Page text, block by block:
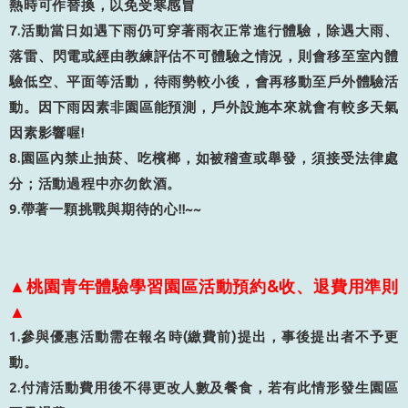
熱時可作替換，以免受寒感冒
7.活動當日如遇下雨仍可穿著雨衣正常進行體驗，除遇大雨、
落雷、閃電或經由教練評估不可體驗之情況，則會移至室內體
驗低空、平面等活動，待雨勢較小後，會再移動至戶外體驗活
動。因下雨因素非園區能預測，戶外設施本來就會有較多天氣
因素影響喔!
8.園區內禁止抽菸、吃檳榔，如被稽查或舉發，須接受法律處
分；活動過程中亦勿飲酒。
9.帶著一顆挑戰與期待的心!!~~
▲桃園青年體驗學習園區活動預約&收、退費用準則
▲
1.參與優惠活動需在報名時(繳費前)提出，事後提出者不予更
動。
2.付清活動費用後不得更改人數及餐食，若有此情形發生園區